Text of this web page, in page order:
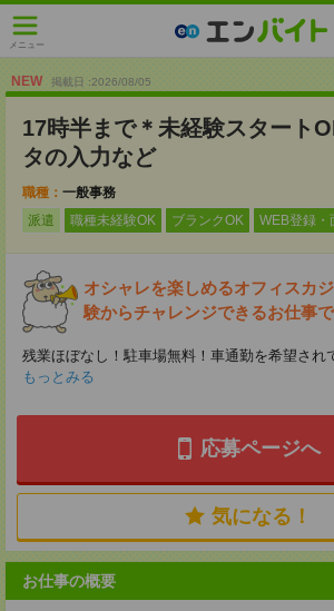
メニュー
NEW 掲載日 :2026/08/05
17時半まで＊未経験スタート
タの入力など
職種： 一般事務
派遣
職種未経験OK ブランクOK WEB登録・
オシャレを楽しめるオフィスカ
験からチャレンジできるお仕事で
残業ほぼなし！駐車場無料！車通勤を希望され
もっとみる
応募ページへ
気になる！
お仕事の概要